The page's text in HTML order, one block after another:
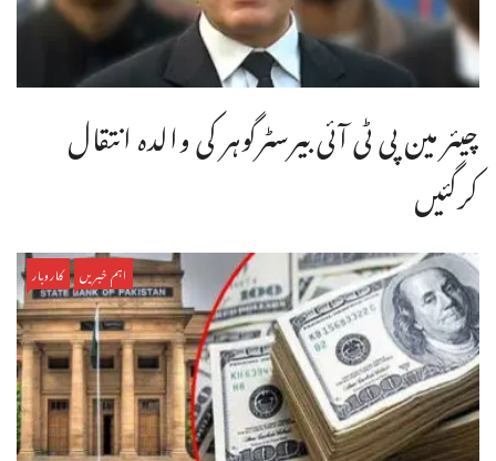
چیئر مین پی ٹی آئی بیرسٹرگوہر کی والدہ انتقال
کرگئیں
اہم خبریں کاروبار